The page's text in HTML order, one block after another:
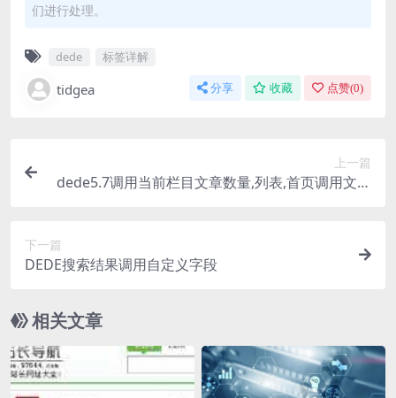
们进行处理。
dede 标签详解
tidgea 分享 收藏 点赞(0)
上一篇
dede5.7调用当前栏目文章数量,列表,首页调用文档
下一篇
DEDE搜索结果调用自定义字段
相关文章